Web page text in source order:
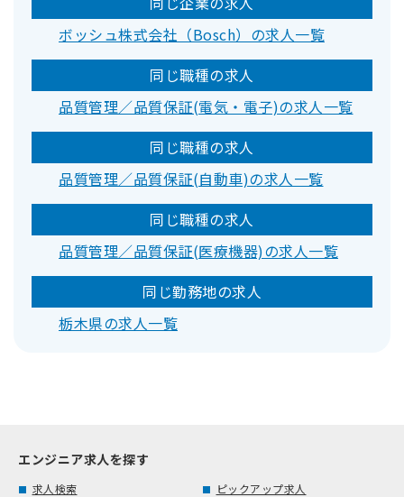
ボッシュ株式会社（Bosch）の求人一覧
同じ職種の求人
品質管理／品質保証(電気・電子)の求人一覧
同じ職種の求人
品質管理／品質保証(自動車)の求人一覧
同じ職種の求人
品質管理／品質保証(医療機器)の求人一覧
同じ勤務地の求人
栃木県の求人一覧
エンジニア求人を探す
求人検索
ピックアップ求人